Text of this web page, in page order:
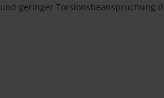
geringer Torsionsbeanspruchung